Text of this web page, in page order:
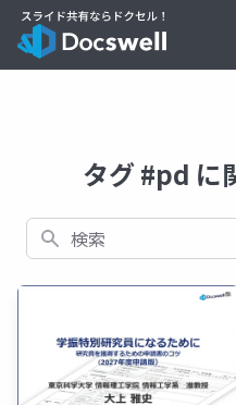
タグ #pd に
検索